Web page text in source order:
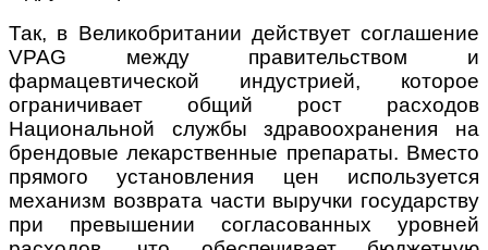
Так, в Великобритании действует соглашение
VPAG между правительством и
фармацевтической индустрией, которое
ограничивает общий рост расходов
Национальной службы здравоохранения на
брендовые лекарственные препараты. Вместо
прямого установления цен используется
механизм возврата части выручки государству
при превышении согласованных уровней